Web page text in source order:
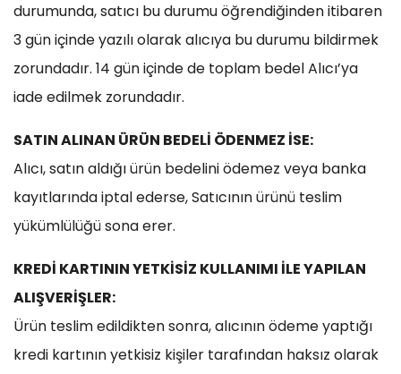
durumunda, satıcı bu durumu öğrendiğinden itibaren
3 gün içinde yazılı olarak alıcıya bu durumu bildirmek
zorundadır. 14 gün içinde de toplam bedel Alıcı’ya
iade edilmek zorundadır.
SATIN ALINAN ÜRÜN BEDELİ ÖDENMEZ İSE:
Alıcı, satın aldığı ürün bedelini ödemez veya banka
kayıtlarında iptal ederse, Satıcının ürünü teslim
yükümlülüğü sona erer.
KREDİ KARTININ YETKİSİZ KULLANIMI İLE YAPILAN
ALIŞVERİŞLER:
Ürün teslim edildikten sonra, alıcının ödeme yaptığı
kredi kartının yetkisiz kişiler tarafından haksız olarak